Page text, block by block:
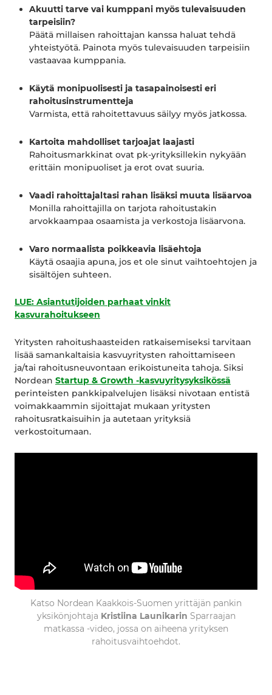
Akuutti tarve vai kumppani myös tulevaisuuden
tarpeisiin?
Päätä millaisen rahoittajan kanssa haluat tehdä
yhteistyötä. Painota myös tulevaisuuden tarpeisiin
vastaavaa kumppania.
Käytä monipuolisesti ja tasapainoisesti eri
rahoitusinstrumentteja
Varmista, että rahoitettavuus säilyy myös jatkossa.
Kartoita mahdolliset tarjoajat laajasti
Rahoitusmarkkinat ovat pk-yrityksillekin nykyään
erittäin monipuoliset ja erot ovat suuria.
Vaadi rahoittajaltasi rahan lisäksi muuta lisäarvoa
Monilla rahoittajilla on tarjota rahoitustakin
arvokkaampaa osaamista ja verkostoja lisäarvona.
Varo normaalista poikkeavia lisäehtoja
Käytä osaajia apuna, jos et ole sinut vaihtoehtojen ja
sisältöjen suhteen.
LUE: Asiantutijoiden parhaat vinkit
kasvurahoitukseen
Yritysten rahoitushaasteiden ratkaisemiseksi tarvitaan
lisää samankaltaisia kasvuyritysten rahoittamiseen
ja/tai rahoitusneuvontaan erikoistuneita tahoja. Siksi
Nordean Startup & Growth -kasvuyritysyksikössä
perinteisten pankkipalvelujen lisäksi nivotaan entistä
voimakkaammin sijoittajat mukaan yritysten
rahoitusratkaisuihin ja autetaan yrityksiä
verkostoitumaan.
Katso Nordean Kaakkois-Suomen yrittäjän pankin
yksikönjohtaja Kristiina Launikarin Sparraajan
matkassa -video, jossa on aiheena yrityksen
rahoitusvaihtoehdot.